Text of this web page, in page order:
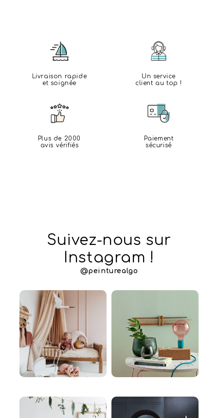
Livraison rapide
et soignée
Un service
client au top !
Plus de 2000
avis vérifiés
Paiement
sécurisé
Suivez-nous sur
Instagram !
@peinturealgo